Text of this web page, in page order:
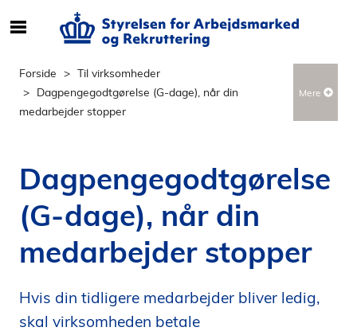
e
i
d
o
d
Forside
Til virksomheder
Dagpengegodtgørelse (G-dage), når din
medarbejder stopper
Mere
Dagpengegodtgørelse
(G-dage), når din
medarbejder stopper
Hvis din tidligere medarbejder bliver ledig,
skal virksomheden betale